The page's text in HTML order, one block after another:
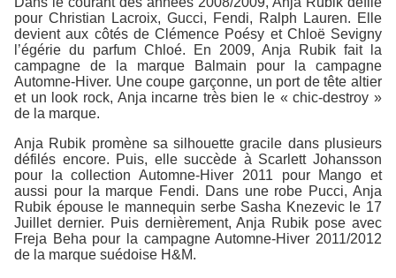
pour Christian Lacroix, Gucci, Fendi, Ralph Lauren. Elle
devient aux côtés de Clémence Poésy et Chloë Sevigny
l’égérie du parfum Chloé. En 2009, Anja Rubik fait la
campagne de la marque Balmain pour la campagne
Automne-Hiver. Une coupe garçonne, un port de tête altier
et un look rock, Anja incarne très bien le « chic-destroy »
de la marque.
Anja Rubik promène sa silhouette gracile dans plusieurs
défilés encore. Puis, elle succède à Scarlett Johansson
pour la collection Automne-Hiver 2011 pour Mango et
aussi pour la marque Fendi. Dans une robe Pucci, Anja
Rubik épouse le mannequin serbe Sasha Knezevic le 17
Juillet dernier. Puis dernièrement, Anja Rubik pose avec
Freja Beha pour la campagne Automne-Hiver 2011/2012
de la marque suédoise H&M.